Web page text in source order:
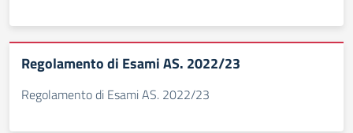
Regolamento di Esami AS. 2022/23
Regolamento di Esami AS. 2022/23